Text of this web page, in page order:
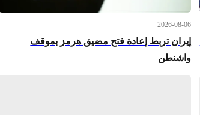
2026-08-06
إيران تربط إعادة فتح مضيق هرمز بموقف
واشنطن